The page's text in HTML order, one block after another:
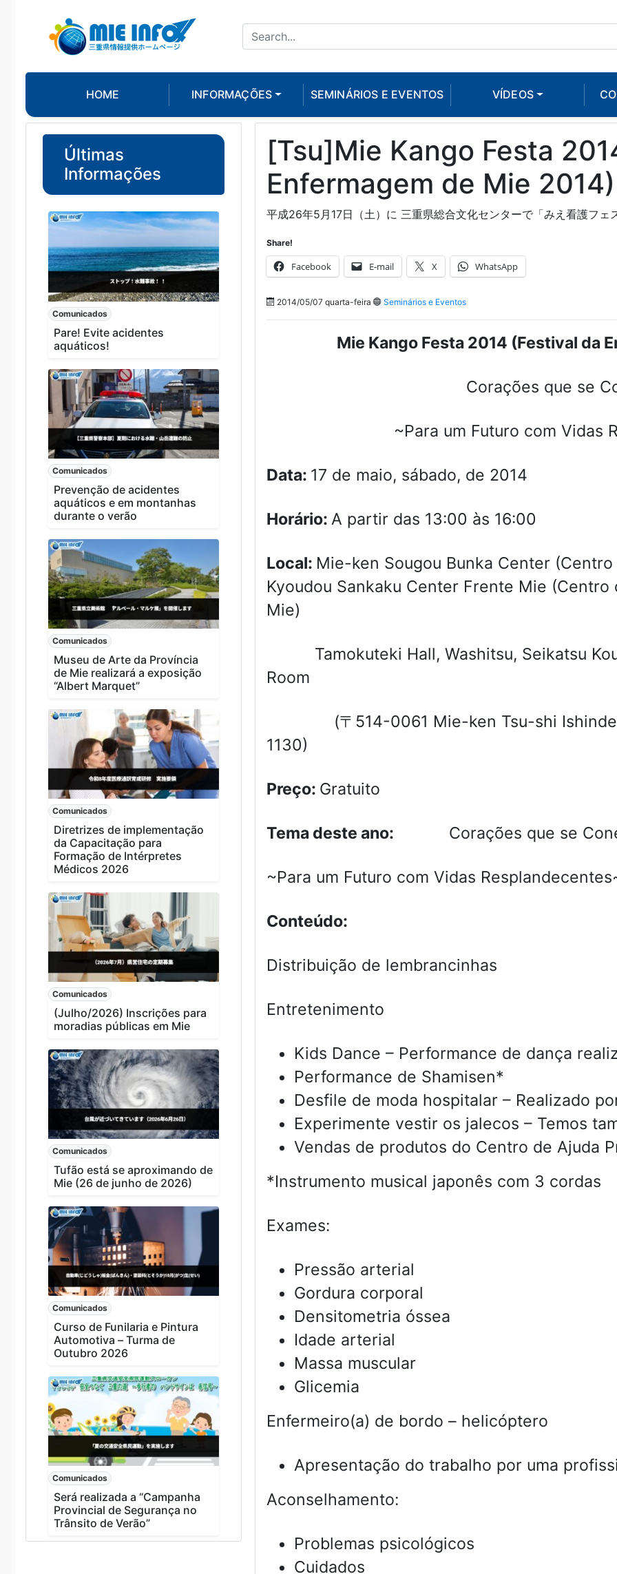
HOME INFORMAÇÕES SEMINÁRIOS E EVENTOS VÍDEOS
Últimas
Informações
Comunicados
Pare! Evite acidentes
aquáticos!
Comunicados
Prevenção de acidentes
aquáticos e em montanhas
durante o verão
Comunicados
Museu de Arte da Província
de Mie realizará a exposição
“Albert Marquet”
Comunicados
Diretrizes de implementação
da Capacitação para
Formação de Intérpretes
Médicos 2026
Comunicados
(Julho/2026) Inscrições para
moradias públicas em Mie
Comunicados
Tufão está se aproximando de
Mie (26 de junho de 2026)
Comunicados
Curso de Funilaria e Pintura
Automotiva – Turma de
Outubro 2026
Comunicados
Será realizada a “Campanha
Provincial de Segurança no
Trânsito de Verão”
[Tsu]Mie Kango Festa
Enfermagem de Mie 2014)
平成26年5月17日（土）に 三重県総合文化センターで「みえ看護フェ
Share!
Facebook E-mail X WhatsApp
2014/05/07 quarta-feira Seminários e Eventos
Mie Kango Festa 2014 (Festival da
Corações que se
~Para um Futuro com Vidas
Data: 17 de maio, sábado, de 2014
Horário: A partir das 13:00 às 16:00
Local: Mie-ken Sougou Bunka Center
Kyoudou Sankaku Center Frente Mie
Mie)
Tamokuteki Hall, Washitsu, Seikatsu
Room
(〒514-0061 Mie-ken Tsu-shi Ishinden
1130)
Preço: Gratuito
Tema deste ano: Corações que se
~Para um Futuro com Vidas
Conteúdo:
Distribuição de lembrancinhas
Entretenimento
Kids Dance – Performance de dança
Performance de Shamisen*
Desfile de moda hospitalar – Realizado
Experimente vestir os jalecos – Temos
Vendas de produtos do Centro de Ajuda
*Instrumento musical japonês com 3 cordas
Exames:
Pressão arterial
Gordura corporal
Densitometria óssea
Idade arterial
Massa muscular
Glicemia
Enfermeiro(a) de bordo – helicóptero
Apresentação do trabalho por uma
Aconselhamento:
Problemas psicológicos
Cuidados